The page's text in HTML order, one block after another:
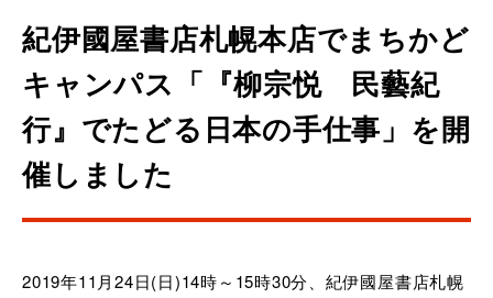
紀伊國屋書店札幌本店でまちかど
キャンパス「『柳宗悦 民藝紀
行』でたどる日本の手仕事」を開
催しました
2019年11月24日(日)14時～15時30分、紀伊國屋書店札幌